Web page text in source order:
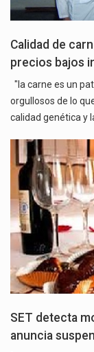
Calidad de
precios bajos
"la carne es un
orgullosos de lo
calidad genética y
SET detecta
anuncia